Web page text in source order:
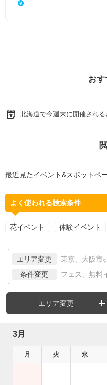
おす
北海道で今週末に開催され
最近見たイベント&スポットペ
よく使われる検索条件
花イベント 体験イベント
エリア変更 東京、大阪市
条件変更 フェス、無料
エリア変更
3月
月 火 水